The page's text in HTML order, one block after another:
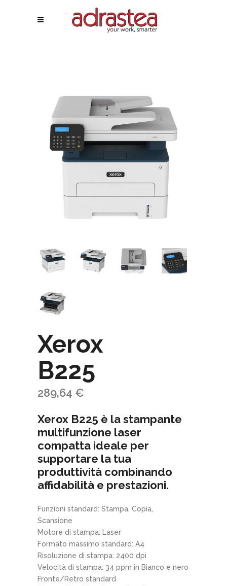
Xerox
B225
289,64 €
Xerox B225 è la stampante
multifunzione laser
compatta ideale per
supportare la tua
produttività combinando
affidabilità e prestazioni.
Funzioni standard: Stampa, Copia,
Scansione
Motore di stampa: Laser
Formato massimo standard: A4
Risoluzione di stampa: 2400 dpi
Velocità di stampa: 34 ppm in Bianco e nero
Fronte/Retro standard